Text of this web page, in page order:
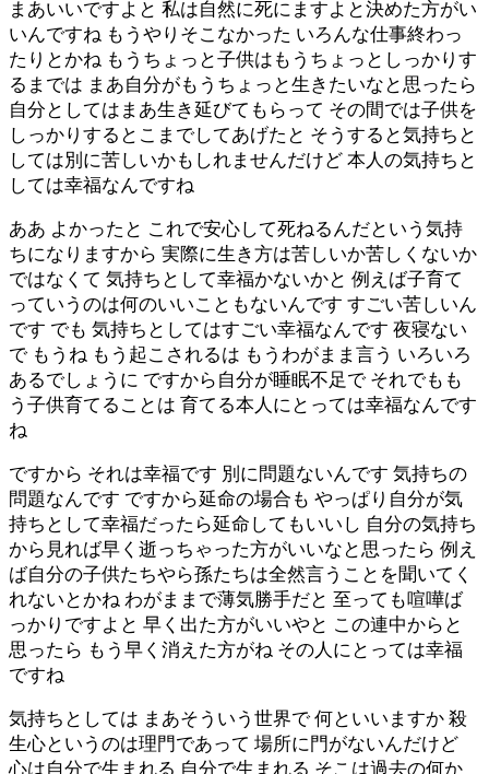
まあいいですよと 私は自然に死にますよと決めた方がい
いんですね もうやりそこなかった いろんな仕事終わっ
たりとかね もうちょっと子供はもうちょっとしっかりす
るまでは まあ自分がもうちょっと生きたいなと思ったら
自分としてはまあ生き延びてもらって その間では子供を
しっかりするとこまでしてあげたと そうすると気持ちと
しては別に苦しいかもしれませんだけど 本人の気持ちと
しては幸福なんですね
ああ よかったと これで安心して死ねるんだという気持
ちになりますから 実際に生き方は苦しいか苦しくないか
ではなくて 気持ちとして幸福かないかと 例えば子育て
っていうのは何のいいこともないんです すごい苦しいん
です でも 気持ちとしてはすごい幸福なんです 夜寝ない
で もうね もう起こされるは もうわがまま言う いろいろ
あるでしょうに ですから自分が睡眠不足で それでもも
う子供育てることは 育てる本人にとっては幸福なんです
ね
ですから それは幸福です 別に問題ないんです 気持ちの
問題なんです ですから延命の場合も やっぱり自分が気
持ちとして幸福だったら延命してもいいし 自分の気持ち
から見れば早く逝っちゃった方がいいなと思ったら 例え
ば自分の子供たちやら孫たちは全然言うことを聞いてく
れないとかね わがままで薄気勝手だと 至っても喧嘩ば
っかりですよと 早く出た方がいいやと この連中からと
思ったら もう早く消えた方がね その人にとっては幸福
ですね
気持ちとしては まあそういう世界で 何といいますか 殺
生心というのは理門であって 場所に門がないんだけど
心は自分で生まれる 自分で生まれる そこは過去の何か